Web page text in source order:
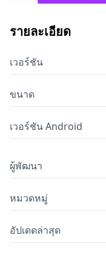
รายละเอียด
เวอร์ชัน
ขนาด
เวอร์ชัน Android
ผู้พัฒนา
หมวดหมู่
อัปเดตล่าสุด